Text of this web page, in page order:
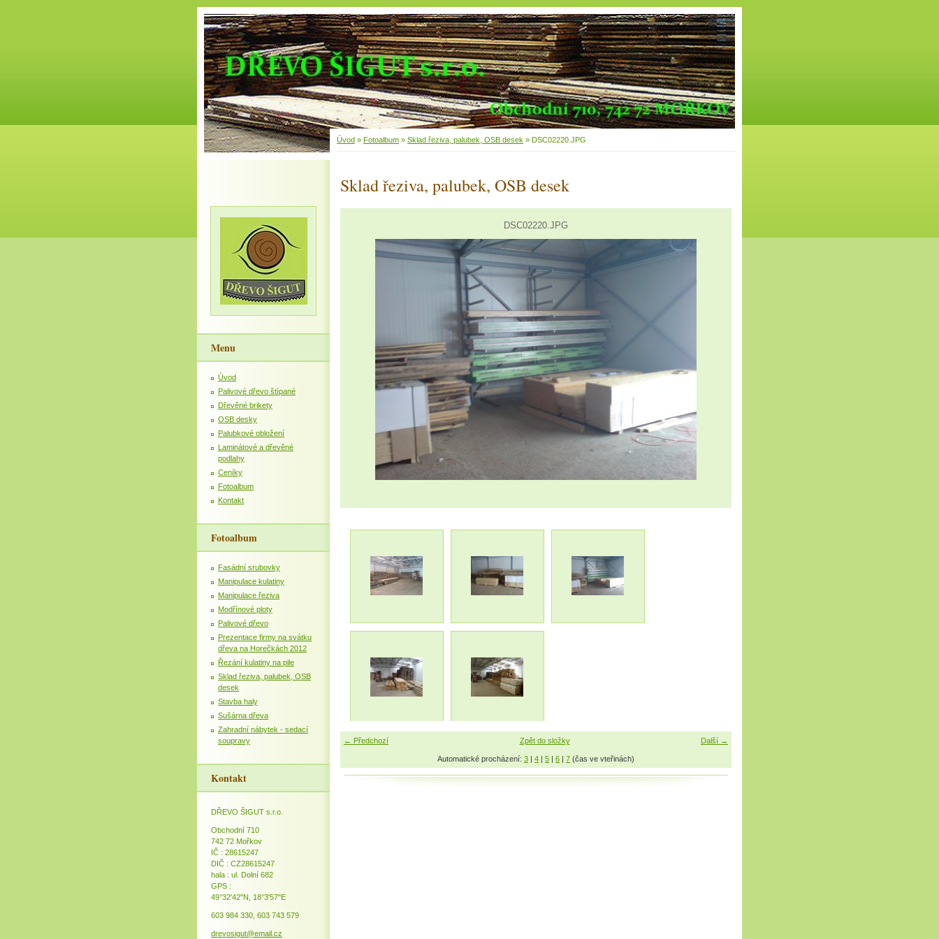
Úvod » Fotoalbum » Sklad řeziva, palubek, OSB desek » DSC02220.JPG
Sklad řeziva, palubek, OSB desek
DSC02220.JPG
← Předchozí Další →
Zpět do složky
Automatické procházení: 3 | 4 | 5 | 6 | 7 (čas ve vteřinách)
Menu
Úvod
Palivové dřevo štípané
Dřevěné brikety
OSB desky
Palubkové obložení
Laminátové a dřevěné
podlahy
Ceníky
Fotoalbum
Kontakt
Fotoalbum
Fasádní srubovky
Manipulace kulatiny
Manipulace řeziva
Modřínové ploty
Palivové dřevo
Prezentace firmy na svátku
dřeva na Horečkách 2012
Řezání kulatiny na pile
Sklad řeziva, palubek, OSB
desek
Stavba haly
Sušárna dřeva
Zahradní nábytek - sedací
soupravy
Kontakt
DŘEVO ŠIGUT s.r.o.
Obchodní 710
742 72 Mořkov
IČ : 28615247
DIČ : CZ28615247
hala : ul. Dolní 682
GPS :
49°32'42"N, 18°3'57"E
603 984 330, 603 743 579
drevosigut@email.cz